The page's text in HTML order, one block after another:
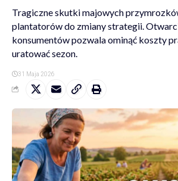
Tragiczne skutki majowych
plantatorów do zmiany strategii.
konsumentów pozwala ominąć koszty
uratować sezon.
31 Maja 2026